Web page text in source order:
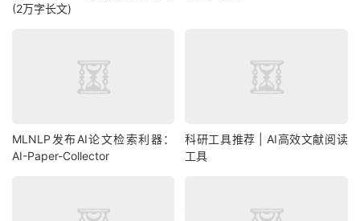
(2万字长文)
MLNLP发布AI论文检索利器：
AI-Paper-Collector
科研工具推荐 | AI高效文献阅读
工具